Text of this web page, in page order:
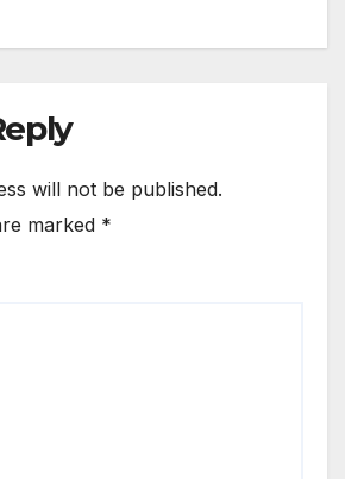
will not be published.
marked *